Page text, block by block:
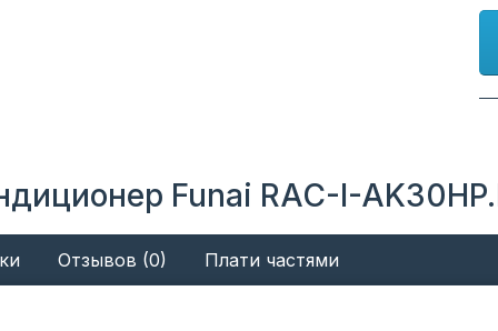
Funai RAC-I-
Отзывов (0) Плати частями